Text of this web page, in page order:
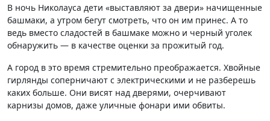
В ночь Николауса дети «выставляют за двери» начищенные
башмаки, а утром бегут смотреть, что он им принес. А то
ведь вместо сладостей в башмаке можно и черный уголек
обнаружить — в качестве оценки за прожитый год.
А город в это время стремительно преображается. Хвойные
гирлянды соперничают с электрическими и не разберешь
каких больше. Они висят над дверями, очерчивают
карнизы домов, даже уличные фонари ими обвиты.